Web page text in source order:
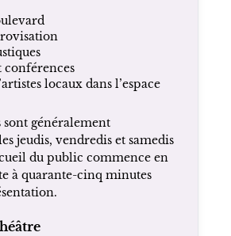
conférences
locaux dans l’espace
sont généralement
jeudis, vendredis et samedis
du public commence en
à quarante-cinq minutes